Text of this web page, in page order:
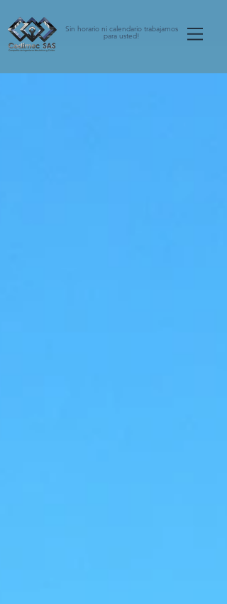
Sin horario ni calendario trabajamos
para usted!